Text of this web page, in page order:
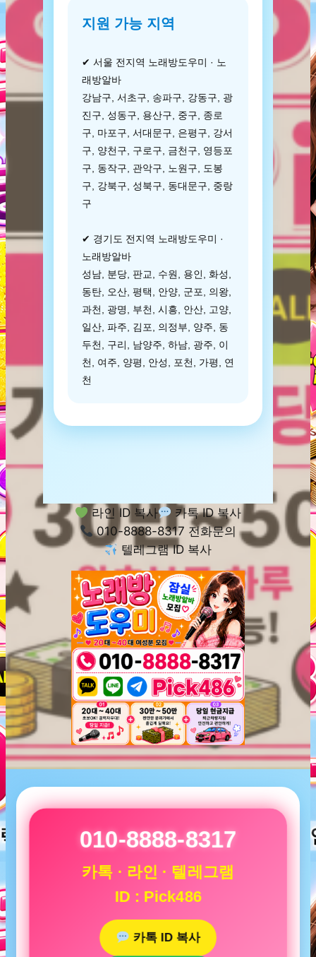
지원 가능 지역
✔ 서울 전지역 노래방도우미 · 노
래방알바
강남구, 서초구, 송파구, 강동구, 광
진구, 성동구, 용산구, 중구, 종로
구, 마포구, 서대문구, 은평구, 강서
구, 양천구, 구로구, 금천구, 영등포
구, 동작구, 관악구, 노원구, 도봉
구, 강북구, 성북구, 동대문구, 중랑
구
✔ 경기도 전지역 노래방도우미 ·
노래방알바
성남, 분당, 판교, 수원, 용인, 화성,
동탄, 오산, 평택, 안양, 군포, 의왕,
과천, 광명, 부천, 시흥, 안산, 고양,
일산, 파주, 김포, 의정부, 양주, 동
두천, 구리, 남양주, 하남, 광주, 이
천, 여주, 양평, 안성, 포천, 가평, 연
천
라인 ID 복사
카톡 ID 복사
010-8888-8317 전화문의
텔레그램 ID 복사
010-8888-8317
카톡 · 라인 · 텔레그램
ID : Pick486
카톡 ID 복사